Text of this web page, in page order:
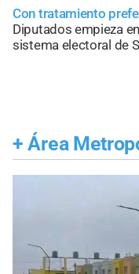
Con tratamiento
Diputados empieza
sistema electoral de
+ Área